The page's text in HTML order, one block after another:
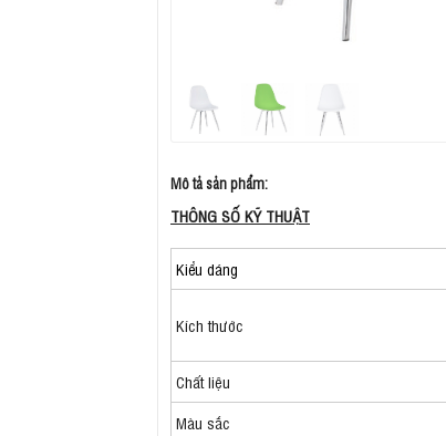
Mô tả sản phẩm:
THÔNG SỐ KỸ THUẬT
Kiểu dáng
Kích thước
Chất liệu
Màu sắc